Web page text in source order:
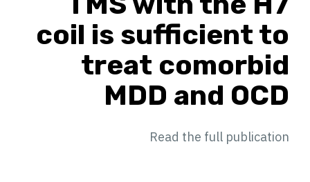
coil is sufficient to
treat comorbid
MDD and OCD
Read the full publication